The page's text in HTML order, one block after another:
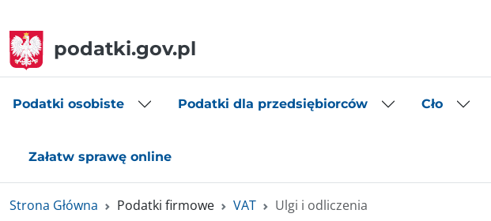
podatki.gov.pl
Podatki osobiste Podatki dla przedsiębiorców Cło
Załatw sprawę online
Strona Główna Podatki firmowe VAT Ulgi i odliczenia